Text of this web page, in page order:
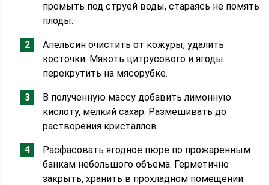
промыть под струей воды, стараясь не помять
плоды.
Апельсин очистить от кожуры, удалить
косточки. Мякоть цитрусового и ягоды
перекрутить на мясорубке.
В полученную массу добавить лимонную
кислоту, мелкий сахар. Размешивать до
растворения кристаллов.
Расфасовать ягодное пюре по прожаренным
банкам небольшого объема. Герметично
закрыть, хранить в прохладном помещении.